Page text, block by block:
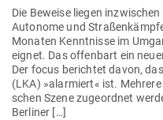
Die Beweise liegen
Autonome und
Monaten Kennt­nisse im
eignet. Das offenbart ein
Der focus berichtet davon,
(LKA) »alar­miert« ist.
schen Szene zuge­ordnet
Berliner […]